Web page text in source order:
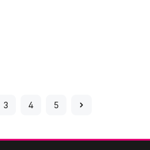
Seite
3
Seite
4
Seite
5